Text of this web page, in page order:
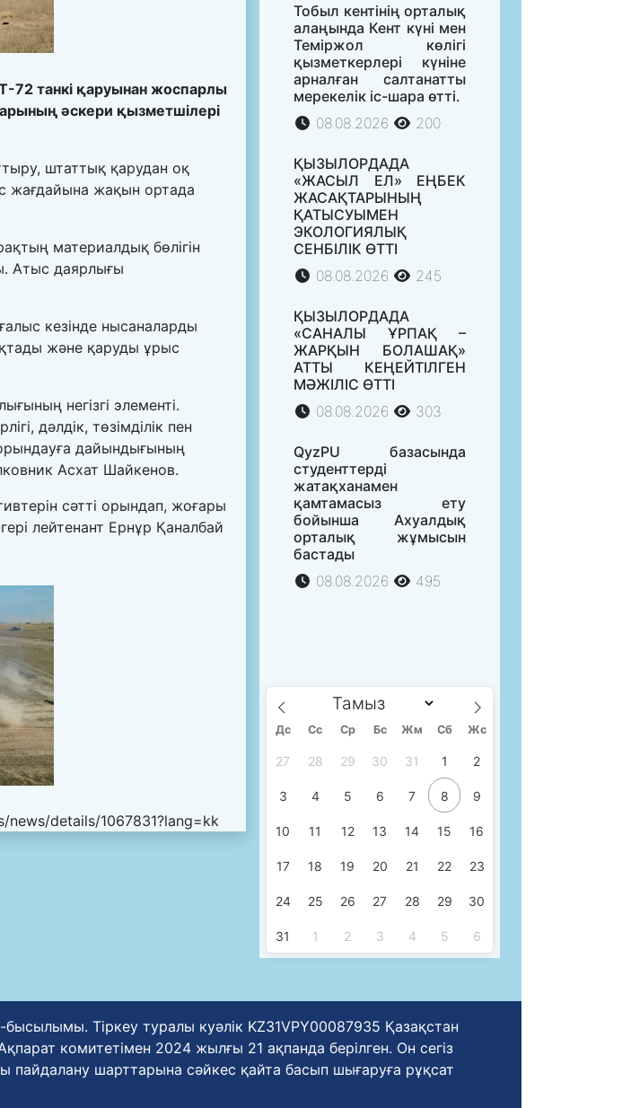
72 танкі қаруынан жоспарлы
әскери қызметшілері
штаттық қарудан оқ
жағдайына жақын ортада
материалдық бөлігін
Атыс даярлығы
кезінде нысаналарды
және қаруды ұрыс
негізгі элементі.
дәлдік, төзімділік пен
дайындығының
Асхат Шайкенов.
сәтті орындап, жоғары
лейтенант Ернұр Қаналбай
details/1067831?lang=kk
Тобыл кентінің орталық
алаңында Кент күні мен
Теміржол көлігі
қызметкерлері күніне
арналған салтанатты
мерекелік іс-шара өтті.
08.08.2026
200
ҚЫЗЫЛОРДАДА
«ЖАСЫЛ ЕЛ» ЕҢБЕК
ЖАСАҚТАРЫНЫҢ
ҚАТЫСУЫМЕН
ЭКОЛОГИЯЛЫҚ
СЕНБІЛІК ӨТТІ
08.08.2026
245
ҚЫЗЫЛОРДАДА
«САНАЛЫ ҰРПАҚ –
ЖАРҚЫН БОЛАШАҚ»
АТТЫ КЕҢЕЙТІЛГЕН
МӘЖІЛІС ӨТТІ
08.08.2026
303
QyzPU базасында
студенттерді
жатақханамен
қамтамасыз ету
бойынша Ахуалдық
орталық жұмысын
бастады
08.08.2026
495
Дс Сc Ср Бс Жм Сб Жс
27 28 29 30 31 1 2
3 4 5 6 7 8 9
10 11 12 13 14 15 16
17 18 19 20 21 22 23
24 25 26 27 28 29 30
31 1 2 3 4 5 6
бысылымы. Тіркеу туралы куәлік KZ31VPY00087935 Қазақстан
комитетімен 2024 жылғы 21 ақпанда берілген. Он сегіз
пайдалану шарттарына сәйкес қайта басып шығаруға рұқсат